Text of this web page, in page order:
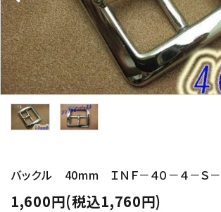
バックル 40mm ＩＮＦ－４０－４－Ｓ
1,600円(税込1,760円)